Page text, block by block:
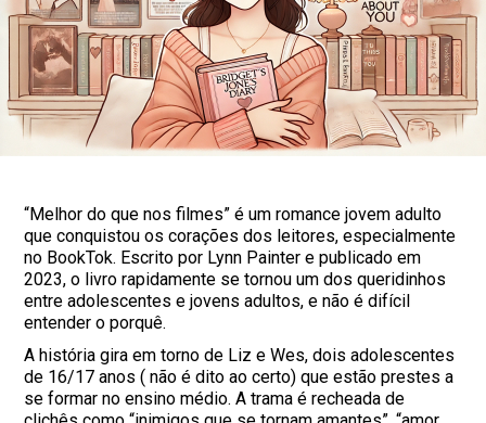
“Melhor do que nos filmes” é um romance jovem adulto
que conquistou os corações dos leitores, especialmente
no BookTok. Escrito por Lynn Painter e publicado em
2023, o livro rapidamente se tornou um dos queridinhos
entre adolescentes e jovens adultos, e não é difícil
entender o porquê.
A história gira em torno de Liz e Wes, dois adolescentes
de 16/17 anos ( não é dito ao certo) que estão prestes a
se formar no ensino médio. A trama é recheada de